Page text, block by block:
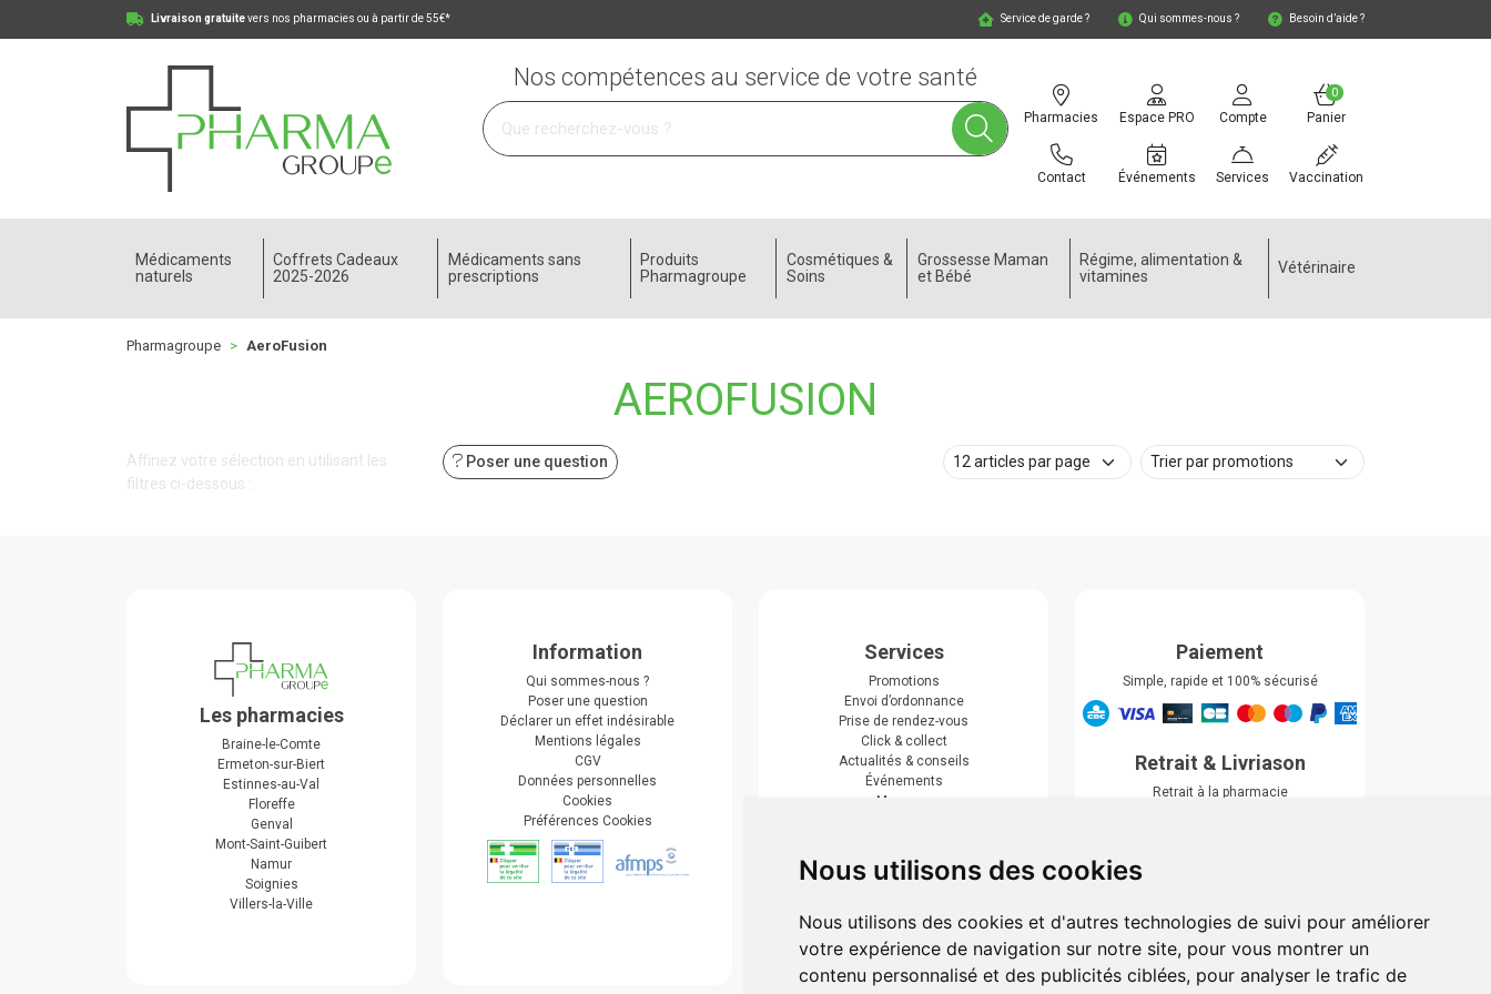
Nous utilisons des cookies
Nous utilisons des cookies et d'autres technologies de suivi pour améliorer
votre expérience de navigation sur notre site, pour vous montrer un
contenu personnalisé et des publicités ciblées, pour analyser le trafic de
Livraison gratuitevers nos pharmacies ou à partir de 55€* Service de garde ? Qui sommes-nous ? Besoin d’aide ?
Pharmagroupe Votre pharmacie en ligne à votre service
Pharmacies
Contact
Espace PRO
Événements
Compte
Services
Panier
0
Vaccination
Nos compétences au service de votre santé
Médicaments
naturels
Coffrets Cadeaux
2025-2026
Médicaments sans
prescriptions
Produits
Pharmagroupe
Cosmétiques &
Soins
Grossesse Maman
et Bébé
Régime, alimentation &
vitamines
Vétérinaire
Pharmagroupe AeroFusion
AEROFUSION
Poser une question
Affinez votre sélection en utilisant les
filtres ci-dessous :
Les pharmacies
Braine-le-Comte
Ermeton-sur-Biert
Estinnes-au-Val
Floreffe
Genval
Mont-Saint-Guibert
Namur
Soignies
Villers-la-Ville
Information
Qui sommes-nous ?
Poser une question
Déclarer un effet indésirable
Mentions légales
CGV
Données personnelles
Cookies
Préférences Cookies
Services
Promotions
Envoi d’ordonnance
Prise de rendez-vous
Click & collect
Actualités & conseils
Événements
Marques
Paiement
Simple, rapide et 100% sécurisé
Retrait & Livriason
Retrait à la pharmacie